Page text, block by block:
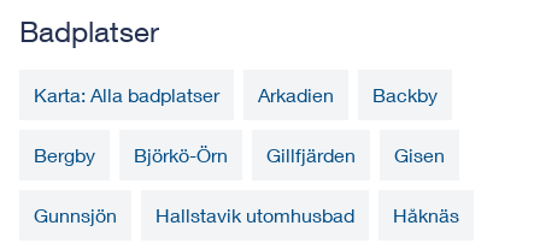
Badplatser
Karta: Alla badplatser Arkadien Backby
Bergby Björkö-Örn Gillfjärden Gisen
Gunnsjön Hallstavik utomhusbad Håknäs